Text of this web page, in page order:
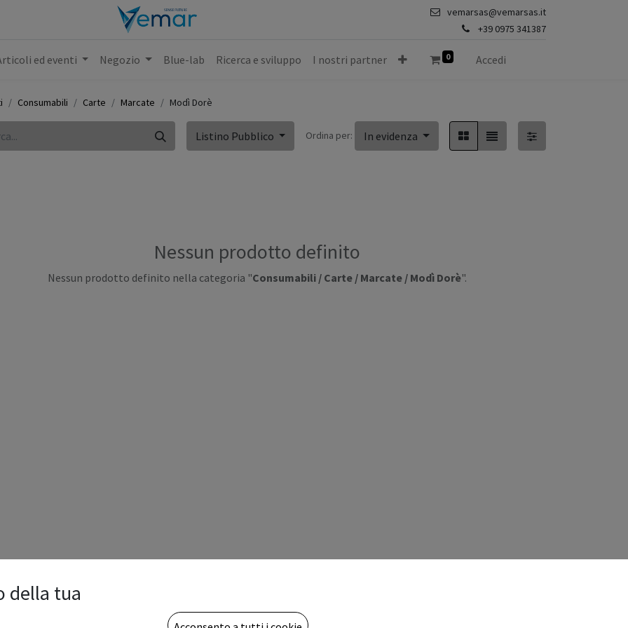
vemarsas@vemarsas.it
+39 0975 341387
ed eventi Negozio Blue-lab Ricerca e sviluppo I nostri partner 0 Accedi
Consumabili Carte Marcate Modì Dorè
Listino Pubblico Ordina per: In evidenza
Nessun prodotto definito
Nessun prodotto definito nella categoria "Consumabili / Carte / Marcate / Modì Dorè".
della tua